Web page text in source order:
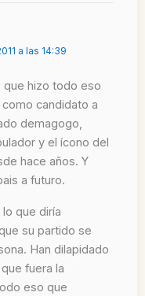
a las 14:39
que hizo todo eso
candidato a
demagogo,
y el ícono del
hace años. Y
a futuro.
que diría
su partido se
Han dilapidado
fuera la
eso que